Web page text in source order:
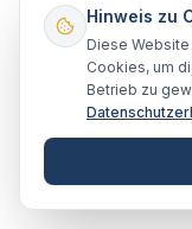
Hinweis zu
Diese
Cookies, um
Betrieb zu
entsteht, wenn
Erwerber im
Erwerber Besitz
15. Februar 2020